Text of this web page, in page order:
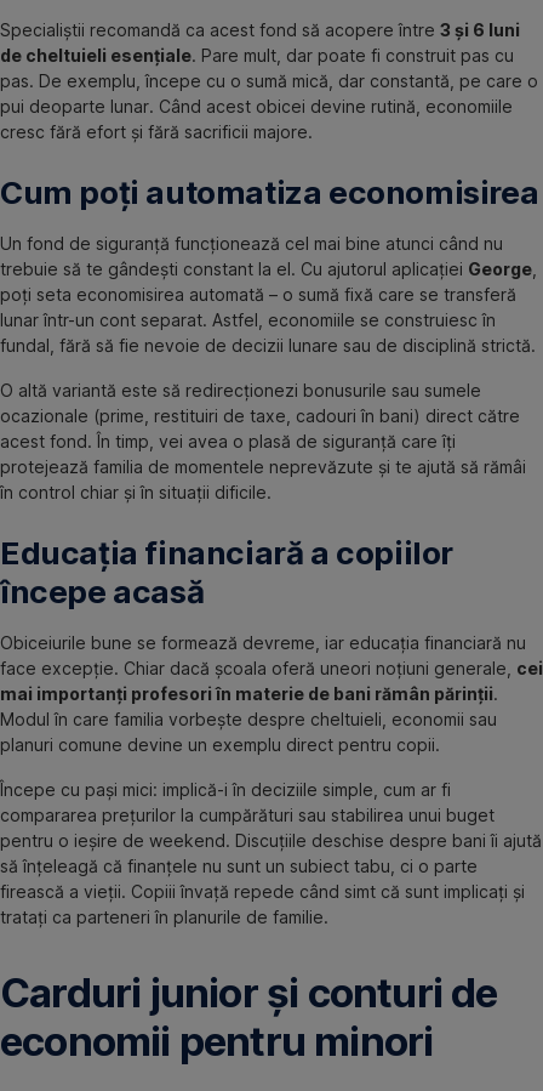
Specialiștii recomandă ca acest fond să acopere între 3 și 6 luni
de cheltuieli esențiale. Pare mult, dar poate fi construit pas cu
pas. De exemplu, începe cu o sumă mică, dar constantă, pe care o
pui deoparte lunar. Când acest obicei devine rutină, economiile
cresc fără efort și fără sacrificii majore.
Cum poți automatiza economisirea
Un fond de siguranță funcționează cel mai bine atunci când nu
trebuie să te gândești constant la el. Cu ajutorul aplicației George
poți seta economisirea automată – o sumă fixă care se transferă
lunar într-un cont separat. Astfel, economiile se construiesc în
fundal, fără să fie nevoie de decizii lunare sau de disciplină strictă.
O altă variantă este să redirecționezi bonusurile sau sumele
ocazionale (prime, restituiri de taxe, cadouri în bani) direct către
acest fond. În timp, vei avea o plasă de siguranță care îți
protejează familia de momentele neprevăzute și te ajută să rămâi
în control chiar și în situații dificile.
Educația financiară a copiilor
începe acasă
Obiceiurile bune se formează devreme, iar educația financiară nu
face excepție. Chiar dacă școala oferă uneori noțiuni generale, cei
mai importanți profesori în materie de bani rămân părinții.
Modul în care familia vorbește despre cheltuieli, economii sau
planuri comune devine un exemplu direct pentru copii.
Începe cu pași mici: implică-i în deciziile simple, cum ar fi
compararea prețurilor la cumpărături sau stabilirea unui buget
pentru o ieșire de weekend. Discuțiile deschise despre bani îi ajută
să înțeleagă că finanțele nu sunt un subiect tabu, ci o parte
firească a vieții. Copiii învață repede când simt că sunt implicați și
tratați ca parteneri în planurile de familie.
Carduri junior și conturi de
economii pentru minori